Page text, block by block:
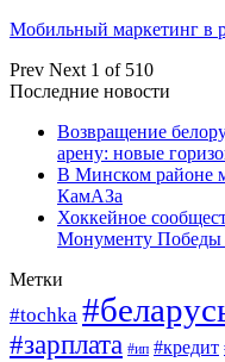
Мобильный маркетинг в
Prev Next 1 of 510
Последние новости
Возвращение
арену: новые
В Минском районе
КамАЗа
Хоккейное
Монументу
Метки
#tochka
#зарплата #ип #кредит